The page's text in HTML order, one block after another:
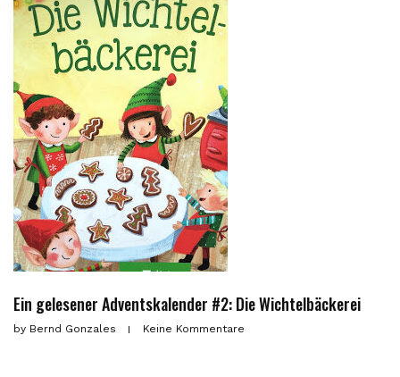
Ein gelesener Adventskalender #2: Die Wichtelbäckerei
by Bernd Gonzales Keine Kommentare